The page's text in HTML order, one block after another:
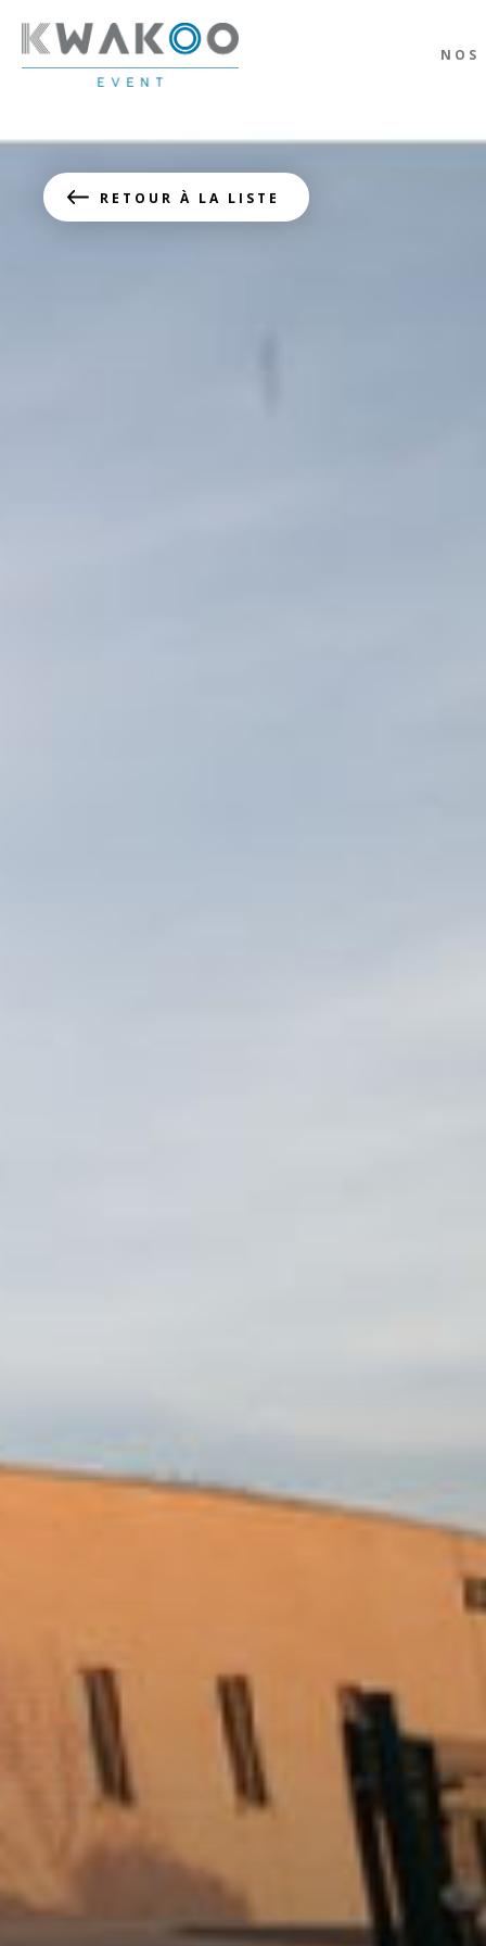
NOS
RETOUR À LA LISTE